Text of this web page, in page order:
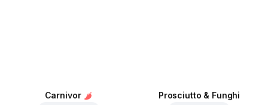
Carnivor Prosciutto & Funghi